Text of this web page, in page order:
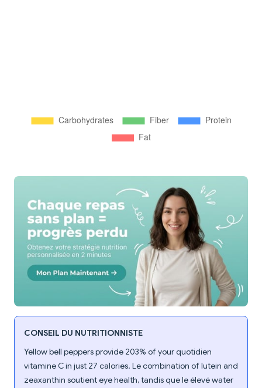
CONSEIL DU NUTRITIONNISTE
Yellow bell peppers provide 203% of your quotidien
vitamine C in just 27 calories. Le combination of lutein and
zeaxanthin soutient eye health, tandis que le élevé water